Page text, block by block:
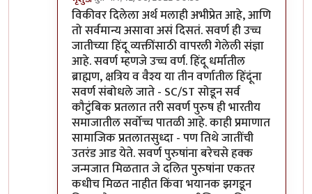
In reply toसवर्ण / अवर्णbyवामन देशमुख
विकीवर दिलेला अर्थ मलाही अभीप्रेत आहे, आणि
तो सर्वमान्य असावा असं दिसतं. सवर्ण ही उच्च
जातीच्या हिंदू व्यक्तींसाठी वापरली गेलेली संज्ञा
आहे. सवर्ण म्हणजे उच्च वर्ण. हिंदू धर्मातील
ब्राह्मण, क्षत्रिय व वैश्य या तीन वर्णातील हिंदूंना
सवर्ण संबोधले जाते - SC/ST सोडून सर्व
कौटुंबिक प्रतलात तरी सवर्ण पुरुष ही भारतीय
समाजातील सर्वोच्च पातळी आहे. काही प्रमाणात
सामाजिक प्रतलातसुध्दा - पण तिथे जातींची
उतरंड आड येते. सवर्ण पुरुषांना बरेचसे हक्क
जन्मजात मिळतात जे दलित पुरुषांना एकतर
कधीच मिळत नाहीत किंवा भयानक झगडून